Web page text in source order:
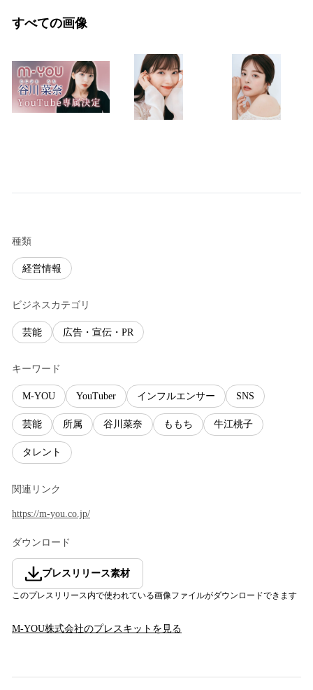
すべての画像
種類
経営情報
ビジネスカテゴリ
芸能 広告・宣伝・PR
キーワード
M-YOU YouTuber インフルエンサー SNS
芸能 所属 谷川菜奈 ももち 牛江桃子
タレント
関連リンク
https://m-you.co.jp/
ダウンロード
プレスリリース素材
このプレスリリース内で使われている画像ファイルがダウンロードできます
M-YOU株式会社のプレスキットを見る